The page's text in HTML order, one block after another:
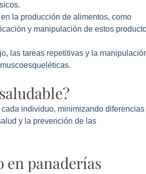
la producción de alimentos, como
y manipulación de estos
las tareas repetitivas y la
individuo, minimizando diferencias
y la prevención de las
en panaderías